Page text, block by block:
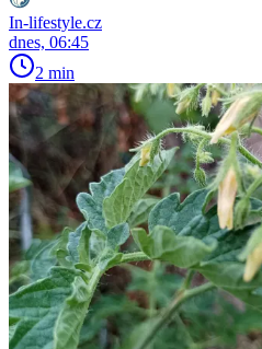
In-lifestyle.cz
dnes, 06:45
2 min